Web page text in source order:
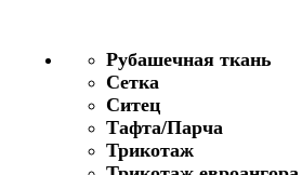
Рубашечная ткань
Сетка
Ситец
Тафта/Парча
Трикотаж